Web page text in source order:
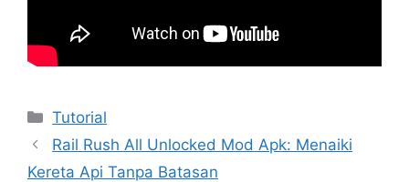
Kategori
Tutorial
Rail Rush All Unlocked Mod Apk: Menaiki
Kereta Api Tanpa Batasan